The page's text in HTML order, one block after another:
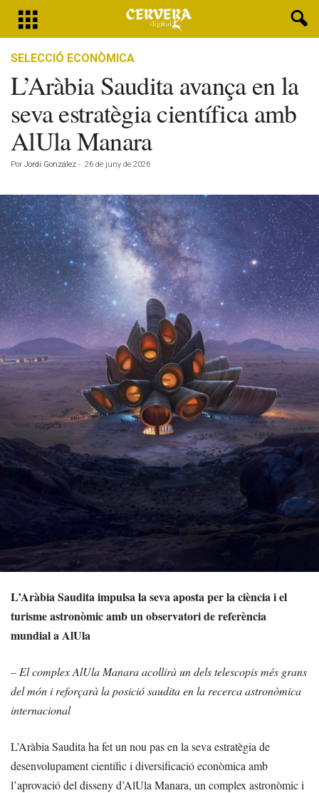
SELECCIÓ ECONÒMICA
L’Aràbia Saudita avança en la
seva estratègia científica amb
AlUla Manara
Por Jordi González - 26 de juny de 2026
L’Aràbia Saudita impulsa la seva aposta per la ciència i el
turisme astronòmic amb un observatori de referència
mundial a AlUla
– El complex AlUla Manara acollirà un dels telescopis més grans
del món i reforçarà la posició saudita en la recerca astronòmica
internacional
L’Aràbia Saudita ha fet un nou pas en la seva estratègia de
desenvolupament científic i diversificació econòmica amb
l’aprovació del disseny d’AlUla Manara, un complex astronòmic i